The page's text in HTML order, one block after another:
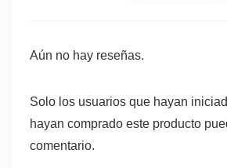
Aún no hay reseñas.
Solo los usuarios que hayan
hayan comprado este producto
comentario.